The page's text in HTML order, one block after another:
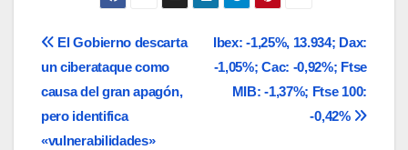
Navegación
de
entradas
Ibex: -1,25%, 13.934; Dax:
-1,05%; Cac: -0,92%; Ftse
MIB: -1,37%; Ftse 100:
-0,42%
El Gobierno descarta
un ciberataque como
causa del gran apagón,
pero identifica
«vulnerabilidades»